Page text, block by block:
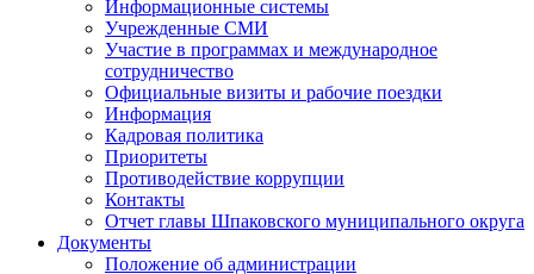
Информационные системы
Учрежденные СМИ
Участие в программах и международное
сотрудничество
Официальные визиты и рабочие поездки
Информация
Кадровая политика
Приоритеты
Противодействие коррупции
Контакты
Отчет главы Шпаковского муниципального округа
Документы
Положение об администрации